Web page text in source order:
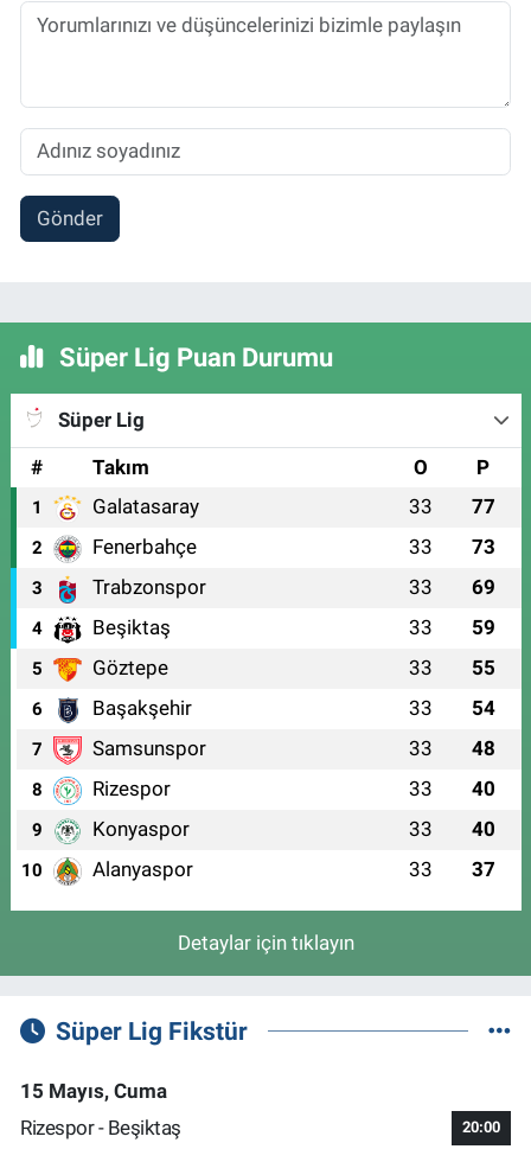
Gönder
Süper Lig Puan Durumu
Süper Lig
#
Takım O P
1 Galatasaray 33 77
2 Fenerbahçe 33 73
3 Trabzonspor 33 69
4 Beşiktaş 33 59
5 Göztepe 33 55
6 Başakşehir 33 54
7 Samsunspor 33 48
8 Rizespor 33 40
9 Konyaspor 33 40
10 Alanyaspor 33 37
Detaylar için tıklayın
Süper Lig Fikstür
15 Mayıs, Cuma
Rizespor - Beşiktaş
20:00